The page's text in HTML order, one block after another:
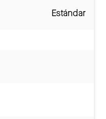
Estándar